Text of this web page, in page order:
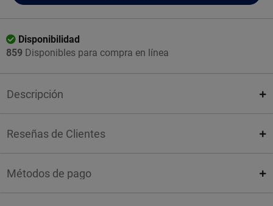
Disponibilidad
859 Disponibles para compra en línea
Descripción
Reseñas de Clientes
Métodos de pago